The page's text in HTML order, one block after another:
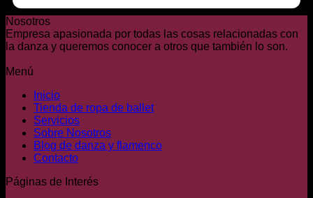
Nosotros
Empresa apasionada por todas las cosas relacionadas con
la danza y queremos conocer a otros que también lo son.
Menú
Inicio
Tienda de ropa de ballet
Servicios
Sobre Nosotros
Blog de danza y flamenco
Contacto
Páginas de Interés